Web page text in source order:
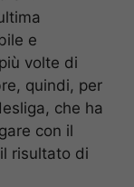
e
volte di
quindi, per
che ha
con il
risultato di